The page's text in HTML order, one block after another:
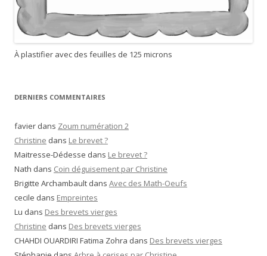
À plastifier avec des feuilles de 125 microns
DERNIERS COMMENTAIRES
favier dans Zoum numération 2
Christine dans Le brevet ?
Maitresse-Dédesse dans Le brevet ?
Nath dans Coin déguisement par Christine
Brigitte Archambault dans Avec des Math-Oeufs
cecile dans Empreintes
Lu dans Des brevets vierges
Christine dans Des brevets vierges
CHAHDI OUARDIRI Fatima Zohra dans Des brevets vierges